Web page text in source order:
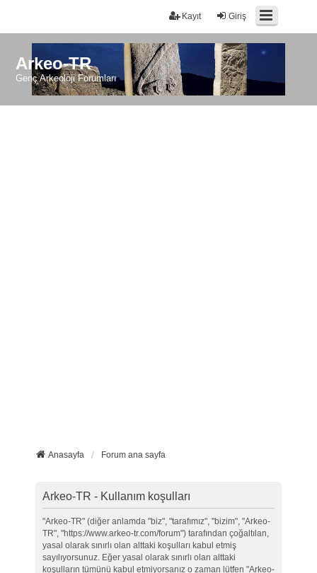
Giriş
Kayıt
Arkeo-TR
Genç Arkeoloji Forumları
Anasayfa Forum ana sayfa
Arkeo-TR - Kullanım koşulları
"Arkeo-TR" (diğer anlamda "biz", "tarafımız", "bizim", "Arkeo-
TR", "https://www.arkeo-tr.com/forum") tarafından çoğaltılan,
yasal olarak sınırlı olan alttaki koşulları kabul etmiş
sayılıyorsunuz. Eğer yasal olarak sınırlı olan alttaki
koşulların tümünü kabul etmiyorsanız o zaman lütfen "Arkeo-